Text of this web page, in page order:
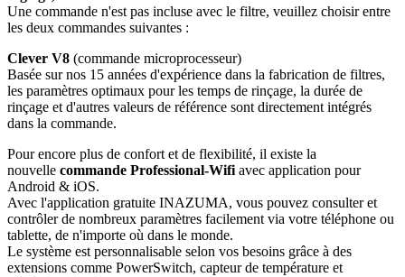
Une commande n'est pas incluse avec le filtre, veuillez choisir entre
les deux commandes suivantes :
Clever V8 (commande microprocesseur)
Basée sur nos 15 années d'expérience dans la fabrication de filtres,
les paramètres optimaux pour les temps de rinçage, la durée de
rinçage et d'autres valeurs de référence sont directement intégrés
dans la commande.
Pour encore plus de confort et de flexibilité, il existe la
nouvelle commande Professional-Wifi avec application pour
Android & iOS.
Avec l'application gratuite INAZUMA, vous pouvez consulter et
contrôler de nombreux paramètres facilement via votre téléphone ou
tablette, de n'importe où dans le monde.
Le système est personnalisable selon vos besoins grâce à des
extensions comme PowerSwitch, capteur de température et